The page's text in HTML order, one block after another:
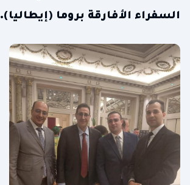
السفراء الأفارقة بروما (إيطاليا).